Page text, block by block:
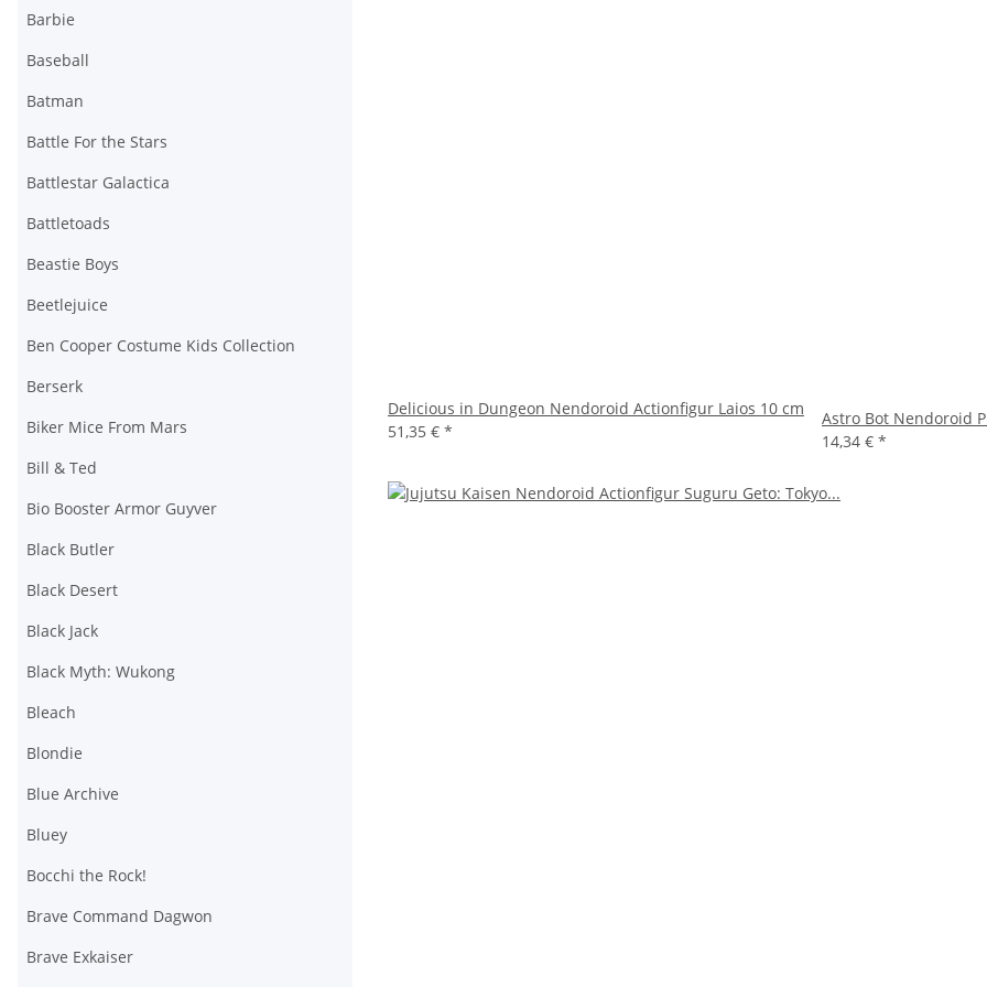
Delicious in Dungeon Nendoroid Actionfigur Laios 10 cm
51,35 € *
Astro Bot Nendoroid
14,34 € *
Barbie
Baseball
Batman
Battle For the Stars
Battlestar Galactica
Battletoads
Beastie Boys
Beetlejuice
Ben Cooper Costume Kids Collection
Berserk
Biker Mice From Mars
Bill & Ted
Bio Booster Armor Guyver
Black Butler
Black Desert
Black Jack
Black Myth: Wukong
Bleach
Blondie
Blue Archive
Bluey
Bocchi the Rock!
Brave Command Dagwon
Brave Exkaiser